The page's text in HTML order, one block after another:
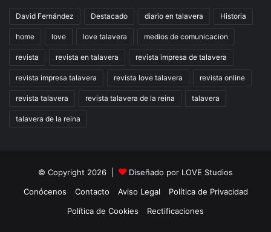
David Fernández Destacado diario en talavera Historia
home love love talavera medios de comunicacion
revista revista en talavera revista impresa de talavera
revista impresa talavera revista love talavera revista online
revista talavera revista talavera de la reina talavera
talavera de la reina
© Copyright 2026 | Diseñado por LOVE Studios
Conócenos
Contacto Aviso Legal
Política de Privacidad
Política de Cookies
Rectificaciones